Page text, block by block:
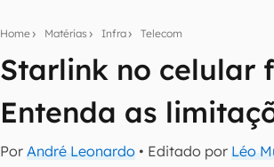
Home Matérias Infra Telecom
Starlink no celular
Entenda as
PorAndré Leonardo • Editado por Léo
Assine a newsletter do Canaltech e